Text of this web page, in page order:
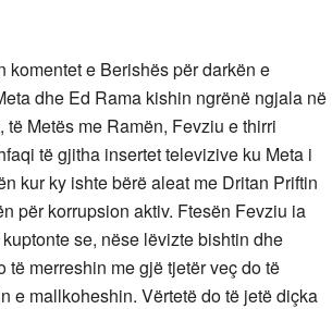
komentet e Berishës për darkën e
dhe Ed Rama kishin ngrënë ngjala në
Metës me Ramën, Fevziu e thirri
të gjitha insertet televizive ku Meta i
kur ky ishte bërë aleat me Dritan Priftin
për korrupsion aktiv. Ftesën Fevziu ia
se, nëse lëvizte bishtin dhe
merreshin me gjë tjetër veç do të
e mallkoheshin. Vërtetë do të jetë diçka